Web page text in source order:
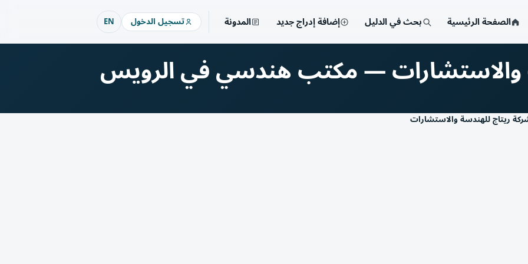
الصفحة الرئيسية بحث في الدليل إضافة إدراج جديد المدونة تسجيل الدخول EN
والاستشارات — مكتب هندسي في الرويس
ريتاج للهندسة والاستشارات